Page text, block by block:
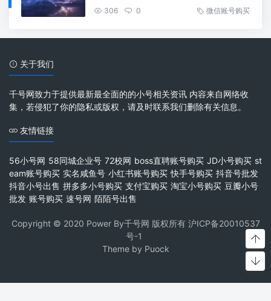
306 0 微信账号购买
关于我们
千号网致力于提供最新最全面的的小号相关资讯 内容来自网络收
集，若侵犯了你的隐私或版权，请及时联系我们删除有关信息。
友情链接
56小号网 58同城企业号 72校网 boss直聘账号购买 JD小号购买 st
eam账号购买 实名咸鱼号 小红书账号购买 快手号购买 抖音号批发
抖音小号出售 拼多多小号购买 支付宝购买 淘宝小号购买 豆瓣小号
批发 账号购买 速号网 陌陌号出售
Copyright © 2020 Power By千号网 版权所有 沪ICP备20010537
号-1
Theme by Puock